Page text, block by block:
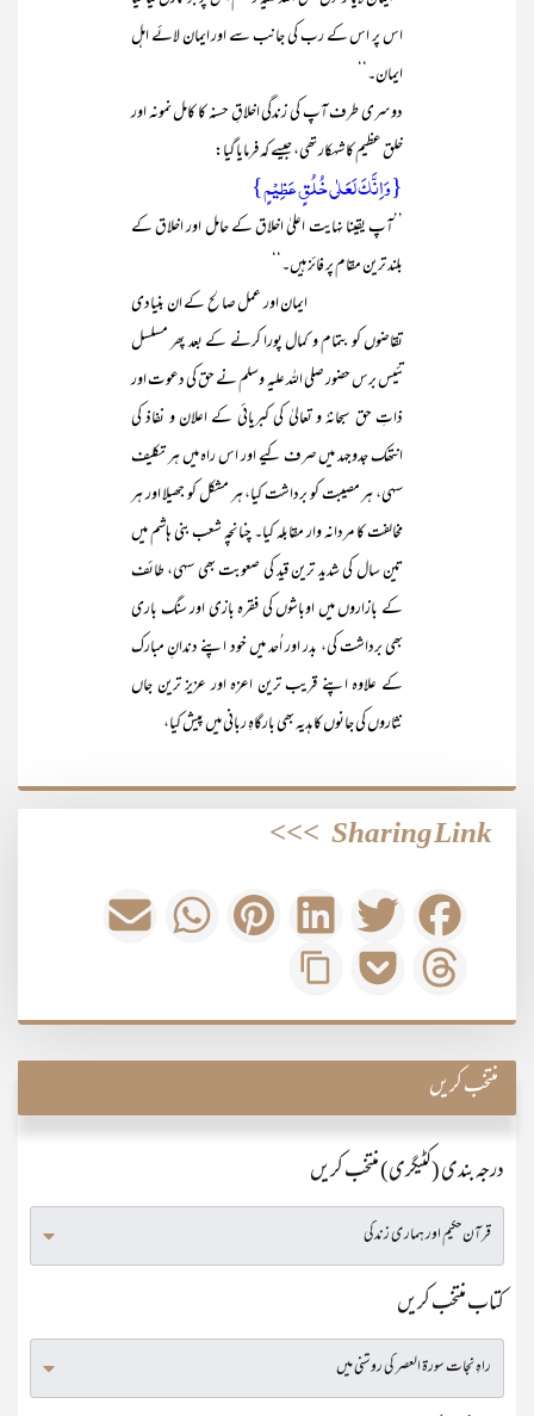
اس پر اس کے رب کی جانب سے اور ایمان لائے اہل
ایمان۔‘‘
دوسری طرف آپ کی زندگی اخلاقِ حسنہ کا کامل نمونہ اور
خلق عظیم کا شہکار تھی، جیسے کہ فرمایا گیا:
{وَاِنَّکَ لَعَلٰی خُلُقٍ عَظِیْمٍ}
’’آپ یقینا نہایت اعلیٰ اخلاق کے حامل اور اخلاق کے
بلند ترین مقام پر فائز ہیں۔‘‘
ایمان اور عمل صالح کے ان بنیادی
تقاضوں کو بتمام و کمال پورا کرنے کے بعد پھر مسلسل
تئیس برس حضور صلی اللہ علیہ وسلم نے حق کی دعوت اور
ذاتِ حق سبحانہٗ و تعالیٰ کی کبریائی کے اعلان و نفاذ کی
انتھک جدوجہد میں صرف کیے اور اس راہ میں ہر تکلیف
سہی، ہر مصیبت کو برداشت کیا، ہر مشکل کو جھیلا اور ہر
مخالفت کا مردانہ وار مقابلہ کیا۔ چنانچہ شعب بنی ہاشم میں
تین سال کی شدید ترین قید کی صعوبت بھی سہی، طائف
کے بازاروں میں اوباشوں کی فقرہ بازی اور سنگ باری
بھی برداشت کی، بدر اور اُحد میں خود اپنے دندانِ مبارک
کے علاوہ اپنے قریب ترین اعزہ اور عزیز ترین جاں
نثاروں کی جانوں کا ہدیہ بھی بارگاہِ ربانی میں پیش کیا،
Sharing Link
>>>
منتخب کریں
درجہ بندی (کٹیگری) منتخب کریں
کتاب منتخب کریں